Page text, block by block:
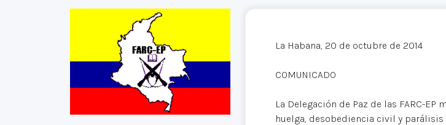
La Habana, 20 de octubre de 2014
COMUNICADO
La Delegación de Paz de las FARC-
huelga, desobediencia civil y